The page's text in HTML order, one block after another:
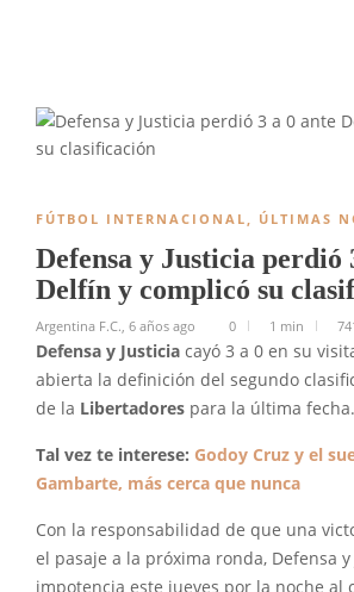
FÚTBOL INTERNACIONAL, ÚLTIMAS
Defensa y Justicia perdió
Delfín y complicó su
Argentina F.C., 6 años ago 0 1 min
Defensa y Justicia cayó 3 a 0 en su
abierta la definición del segundo
de la Libertadores para la última fecha.
Tal vez te interese: Godoy Cruz y el
Gambarte, más cerca que nunca
Con la responsabilidad de que una
el pasaje a la próxima ronda, Defensa
impotencia este jueves por la noche al